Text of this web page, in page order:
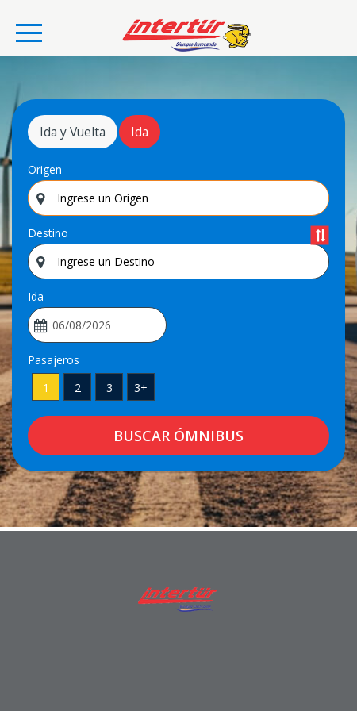
Ida y Vuelta Ida
Origen
Destino
Ida
Pasajeros
1
2 3 3+